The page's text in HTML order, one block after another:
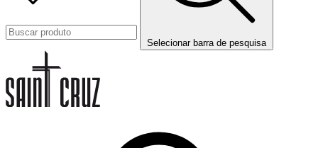
Selecionar barra de pesquisa